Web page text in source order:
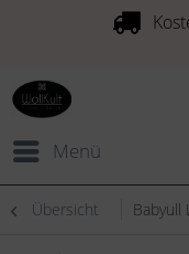
Menü
Übersicht Babyull